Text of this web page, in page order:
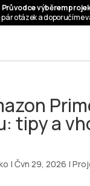
tipy a
| Čvn 29, 2026 |